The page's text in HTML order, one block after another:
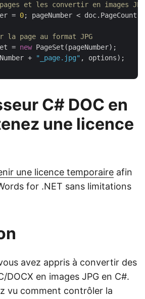
et les convertir en images JPG
= 0; pageNumber < doc.PageCount;
page au format JPG
=
new PageSet(pageNumber);
+
"_page.jpg" , options);
C# DOC en
une licence
une licence temporaire afin
for .NET sans limitations
avez appris à convertir des
DOCX en images JPG en C#.
vu comment contrôler la